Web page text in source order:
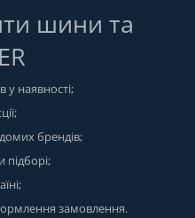
шини та
у наявності;
брендів;
підборі;
замовлення.